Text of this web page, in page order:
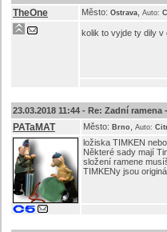
TheOne Město: Ostrava Auto:
kolik to vyjde ty dily v
23.03.2018 11:44 - Re: Zadní ramena
PATaMAT Město: Brno Auto:
ložiska TIMKEN
Některé sady mají
složení ramene
TIMKENy jsou